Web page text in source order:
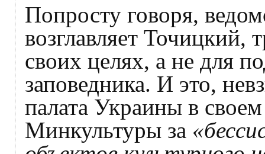
Попросту говоря,
возглавляет Точицкий,
своих целях, а не для
заповедника. И это,
палата Украины в
Минкультуры за